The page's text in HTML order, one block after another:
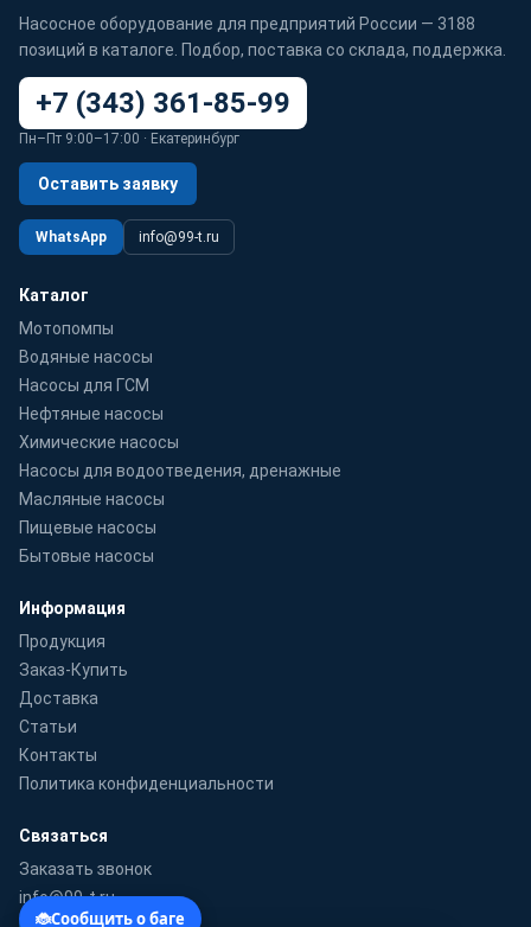
Насосное оборудование для предприятий России — 3188
позиций в каталоге. Подбор, поставка со склада, поддержка.
+7 (343) 361-85-99
Пн–Пт 9:00–17:00 · Екатеринбург
Оставить заявку
WhatsApp info@99-t.ru
Каталог
Мотопомпы
Водяные насосы
Насосы для ГСМ
Нефтяные насосы
Химические насосы
Насосы для водоотведения, дренажные
Масляные насосы
Пищевые насосы
Бытовые насосы
Информация
Продукция
Заказ-Купить
Доставка
Статьи
Контакты
Политика конфиденциальности
Связаться
Заказать звонок
info@99-t.ru